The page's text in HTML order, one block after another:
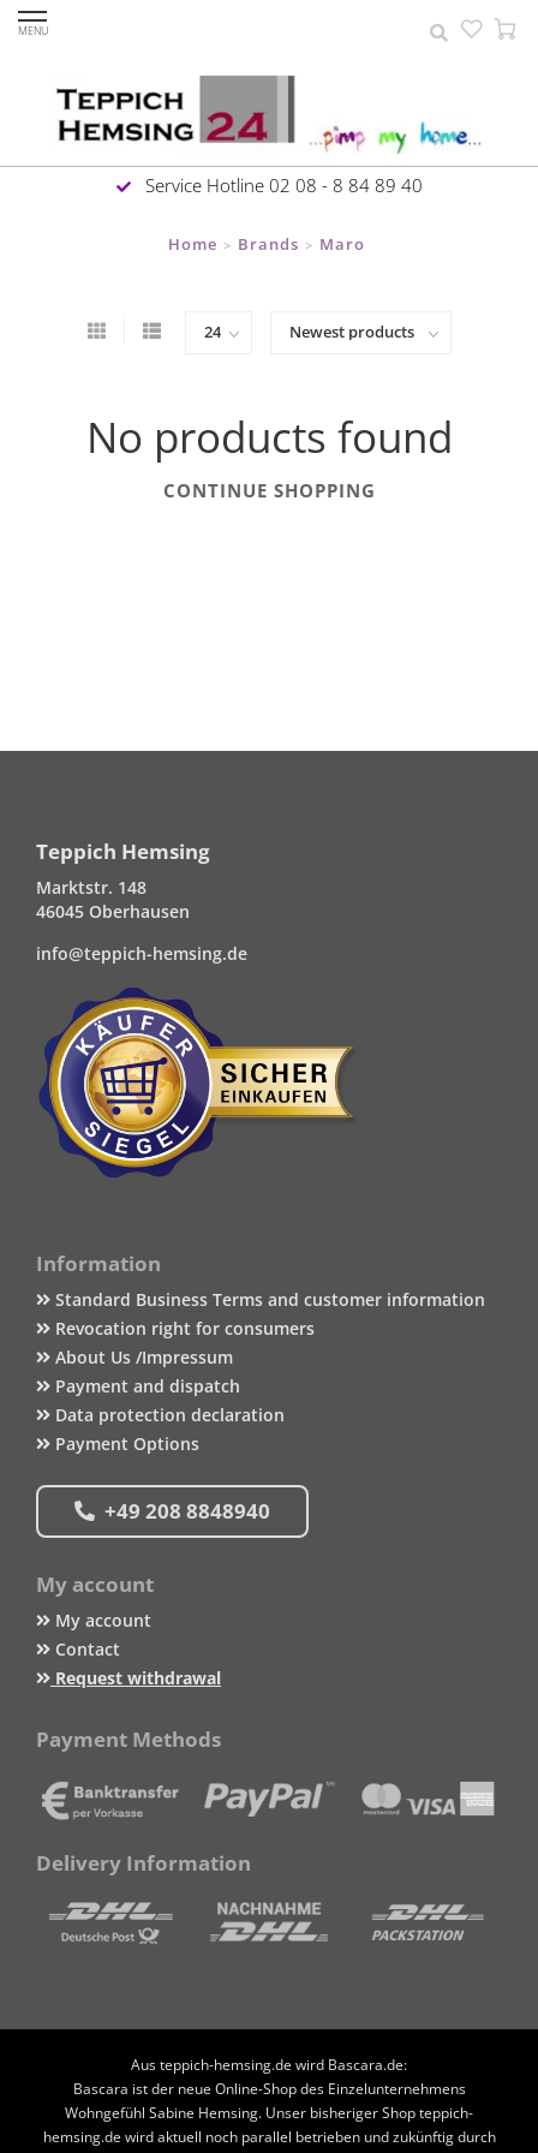
MENU
Service Hotline 02 08 - 8 84 89 40
Home > Brands > Maro
No products found
CONTINUE SHOPPING
Teppich Hemsing
Marktstr. 148
46045 Oberhausen
info@teppich-hemsing.de
Information
Standard Business Terms and customer information
Revocation right for consumers
About Us /Impressum
Payment and dispatch
Data protection declaration
Payment Options
+49 208 8848940
My account
My account
Contact
Request withdrawal
Payment Methods
Delivery Information
Aus teppich-hemsing.de wird Bascara.de:
Bascara ist der neue Online-Shop des Einzelunternehmens
Wohngefühl Sabine Hemsing. Unser bisheriger Shop teppich-
hemsing.de wird aktuell noch parallel betrieben und zukünftig durch